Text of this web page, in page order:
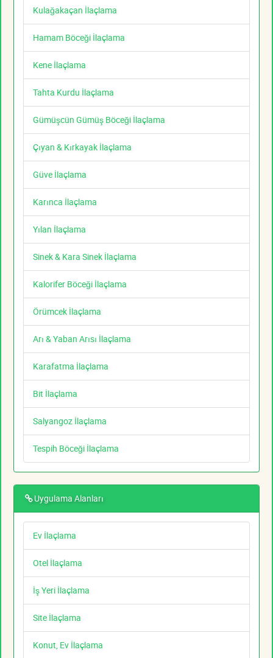
Kulağakaçan İlaçlama
Hamam Böceği İlaçlama
Kene İlaçlama
Tahta Kurdu İlaçlama
Gümüşcün Gümüş Böceği İlaçlama
Çıyan & Kırkayak İlaçlama
Güve İlaçlama
Karınca İlaçlama
Yılan İlaçlama
Sinek & Kara Sinek İlaçlama
Kalorifer Böceği İlaçlama
Örümcek İlaçlama
Arı & Yaban Arısı İlaçlama
Karafatma İlaçlama
Bit İlaçlama
Salyangoz İlaçlama
Tespih Böceği İlaçlama
Uygulama Alanları
Ev İlaçlama
Otel İlaçlama
İş Yeri İlaçlama
Site İlaçlama
Konut, Ev İlaçlama